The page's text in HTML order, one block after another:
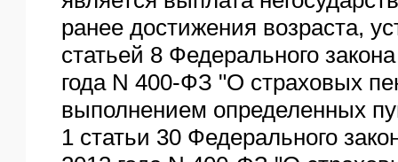
ранее достижения возраста,
статьей 8 Федерального
года N 400-ФЗ "О страховых
выполнением определенных
1 статьи 30 Федерального